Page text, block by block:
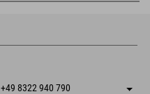
+49 8322 940 790